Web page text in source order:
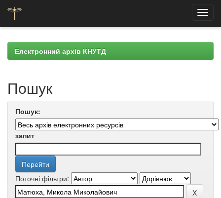
navigationЕлектронний архів КНУТД
Пошук
Пошук:
запит
Поточні фільтри: